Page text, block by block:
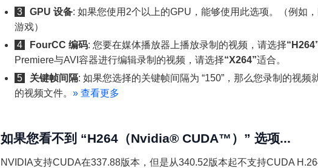
3
GPU 设备: 如果您使用2个以上的GPU，能够使用此选项。（例如
游戏）
4
FourCC 编码: 您要在媒体播放器上播放录制的视频，请选择
Premiere与AVI容器进行编辑录制的视频，请选择“X264”适合。
5
关键帧间隔: 如果您选择的关键帧间隔为 “150”，那么您录制的视
的视频文件。 »查看更多
如果您看不到 “H264（Nvidia® CUDA™）” 选项...
NVIDIA支持CUDA在337.88版本，但是从340.52版本起不支持CUDA